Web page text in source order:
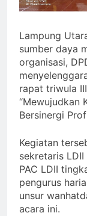
Lampung
sumber daya
organisasi,
rapat triwula
“Mewujudkan
Bersinergi
Kegiatan
sekretaris
PAC LDII
pengurus
unsur
acara ini.